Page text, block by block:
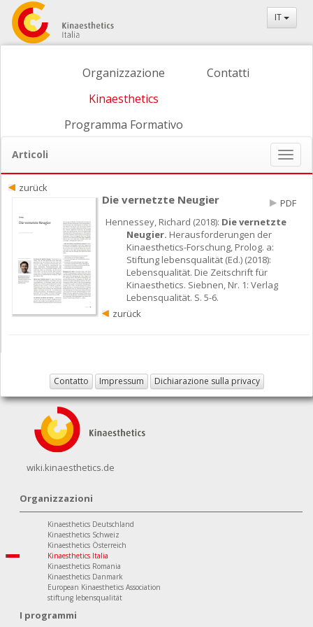
IT
Organizzazione
Kinaesthetics
Programma Formativo
Contatti
Articoli
ein-/
zurück
Die vernetzte Neugier
PDF
Hennessey, Richard (2018): Die vernetzte
Neugier. Herausforderungen der
Kinaesthetics-Forschung, Prolog. a:
Stiftung lebensqualität (Ed.) (2018):
Lebensqualität. Die Zeitschrift für
Kinaesthetics. Siebnen, Nr. 1: Verlag
Lebensqualität. S. 5-6.
zurück
Contatto Impressum Dichiarazione sulla privacy
wiki.kinaesthetics.de
Organizzazioni
Kinaesthetics Deutschland
Kinaesthetics Schweiz
Kinaesthetics Österreich
Kinaesthetics Italia
Kinaesthetics Romania
Kinaesthetics Danmark
European Kinaesthetics Association
stiftung lebensqualität
I programmi